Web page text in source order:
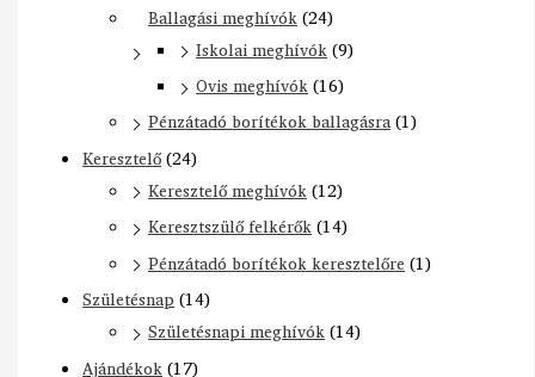
Ballagási meghívók(24)
Iskolai meghívók(9)
Ovis meghívók(16)
Pénzátadó borítékok ballagásra(1)
Keresztelő(24)
Keresztelő meghívók(12)
Keresztszülő felkérők(14)
Pénzátadó borítékok keresztelőre (1)
Születésnap (14)
Születésnapi meghívók(14)
Ajándékok(17)